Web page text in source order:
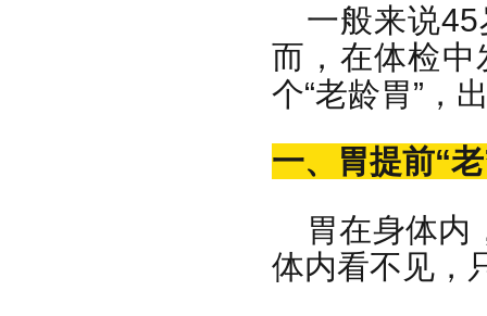
一般来说
而，在体检中
个“老龄胃”，
一、胃提前“
胃在身体内
体内看不见，